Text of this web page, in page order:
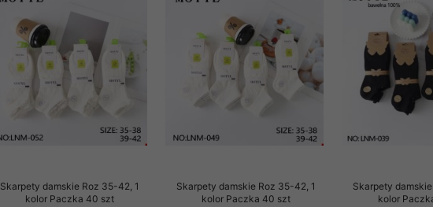
Skarpety damskie Roz 35-42, 1
kolor Paczka 40 szt
Skarpety damskie Roz 35-42, 1
kolor Paczka 40 szt
Skarpety
kolor